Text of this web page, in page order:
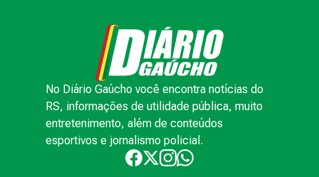
No Diário Gaúcho você encontra notícias do
RS, informações de utilidade pública, muito
entretenimento, além de conteúdos
esportivos e jornalismo policial.